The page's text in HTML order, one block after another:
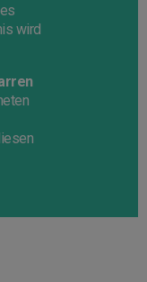
wird